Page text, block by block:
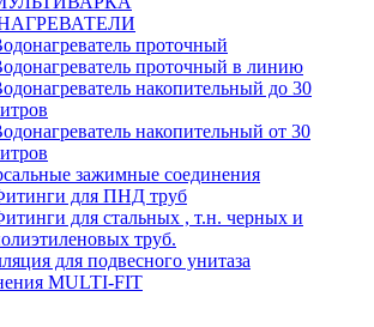
проточный
проточный в линию
накопительный до 30
накопительный от 30
зажимные соединения
для ПНД труб
для стальных , т.н. черных и
труб.
для подвесного унитаза
MULTI-FIT